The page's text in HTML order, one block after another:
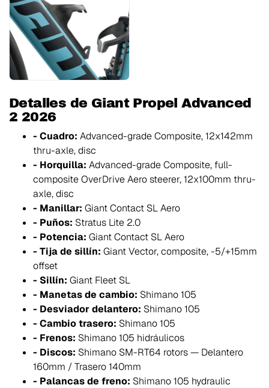
Detalles de Giant Propel Advanced
2 2026
- Cuadro: Advanced-grade Composite, 12x142mm
thru-axle, disc
- Horquilla: Advanced-grade Composite, full-
composite OverDrive Aero steerer, 12x100mm thru-
axle, disc
- Manillar: Giant Contact SL Aero
- Puños: Stratus Lite 2.0
- Potencia: Giant Contact SL Aero
- Tija de sillín: Giant Vector, composite, -5/+15mm
offset
- Sillín: Giant Fleet SL
- Manetas de cambio: Shimano 105
- Desviador delantero: Shimano 105
- Cambio trasero: Shimano 105
- Frenos: Shimano 105 hidráulicos
- Discos: Shimano SM-RT64 rotors — Delantero
160mm / Trasero 140mm
- Palancas de freno: Shimano 105 hydraulic